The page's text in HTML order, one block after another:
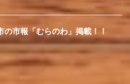
の市報「むらのわ」掲載！！